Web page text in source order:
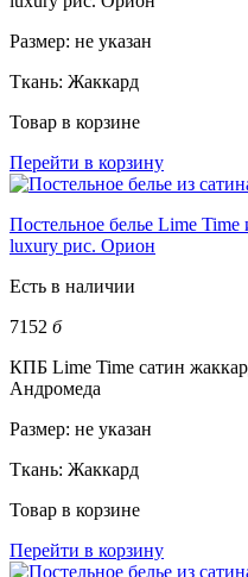
Размер: не указан
Ткань: Жаккард
Товар в корзине
Перейти в корзину
Постельное белье Lime
luxury рис. Орион
Есть в наличии
7152 б
КПБ Lime Time сатин
Андромеда
Размер: не указан
Ткань: Жаккард
Товар в корзине
Перейти в корзину